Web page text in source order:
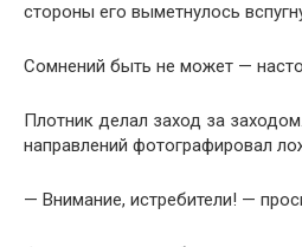
стороны его выметнулось
Сомнений быть не может —
Плотник делал заход за
направлений фотографировал
— Внимание, истребители! —